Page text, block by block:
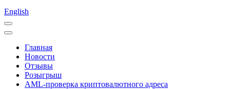
English
Главная
Новости
Отзывы
Розыгрыш
AML-проверка криптовалютного адреса